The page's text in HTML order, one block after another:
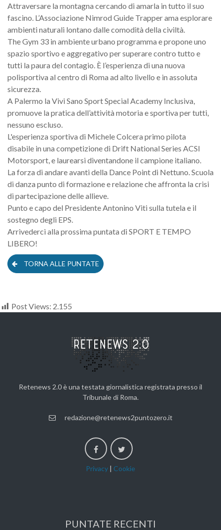
Attraversare la montagna cercando di amarla in tutto il suo
fascino. L’Associazione Nimrod Guide Trapper ama esplorare
ambienti naturali lontano dalle comodità della civiltà.
The Gym 33 in ambiente urbano programma e propone uno
spazio sportivo e aggregativo per superare contro tutto e
tutti la paura del contagio. È l’esperienza di una nuova
polisportiva al centro di Roma ad alto livello e in assoluta
sicurezza.
A Palermo la Vivi Sano Sport Special Academy Inclusiva,
promuove la pratica dell’attività motoria e sportiva per tutti,
nessuno escluso.
L'esperienza sportiva di Michele Colcera primo pilota
disabile in una competizione di Drift National Series ACSI
Motorsport, e laurearsi diventandone il campione italiano.
La forza di andare avanti della Dance Point di Nettuno. Scuola
di danza punto di formazione e relazione che affronta la crisi
di partecipazione delle allieve.
Punto e capo del Presidente Antonino Viti sulla tutela e il
sostegno degli EPS.
Arrivederci alla prossima puntata di SPORT E TEMPO
LIBERO!
TORNA ALLE PUNTATE
Post Views: 2.155
Retenews 2.0 è una testata giornalistica registrata presso il
Tribunale di Roma.
redazione@retenews2puntozero.it
Privacy | Cookie
PUNTATE RECENTI